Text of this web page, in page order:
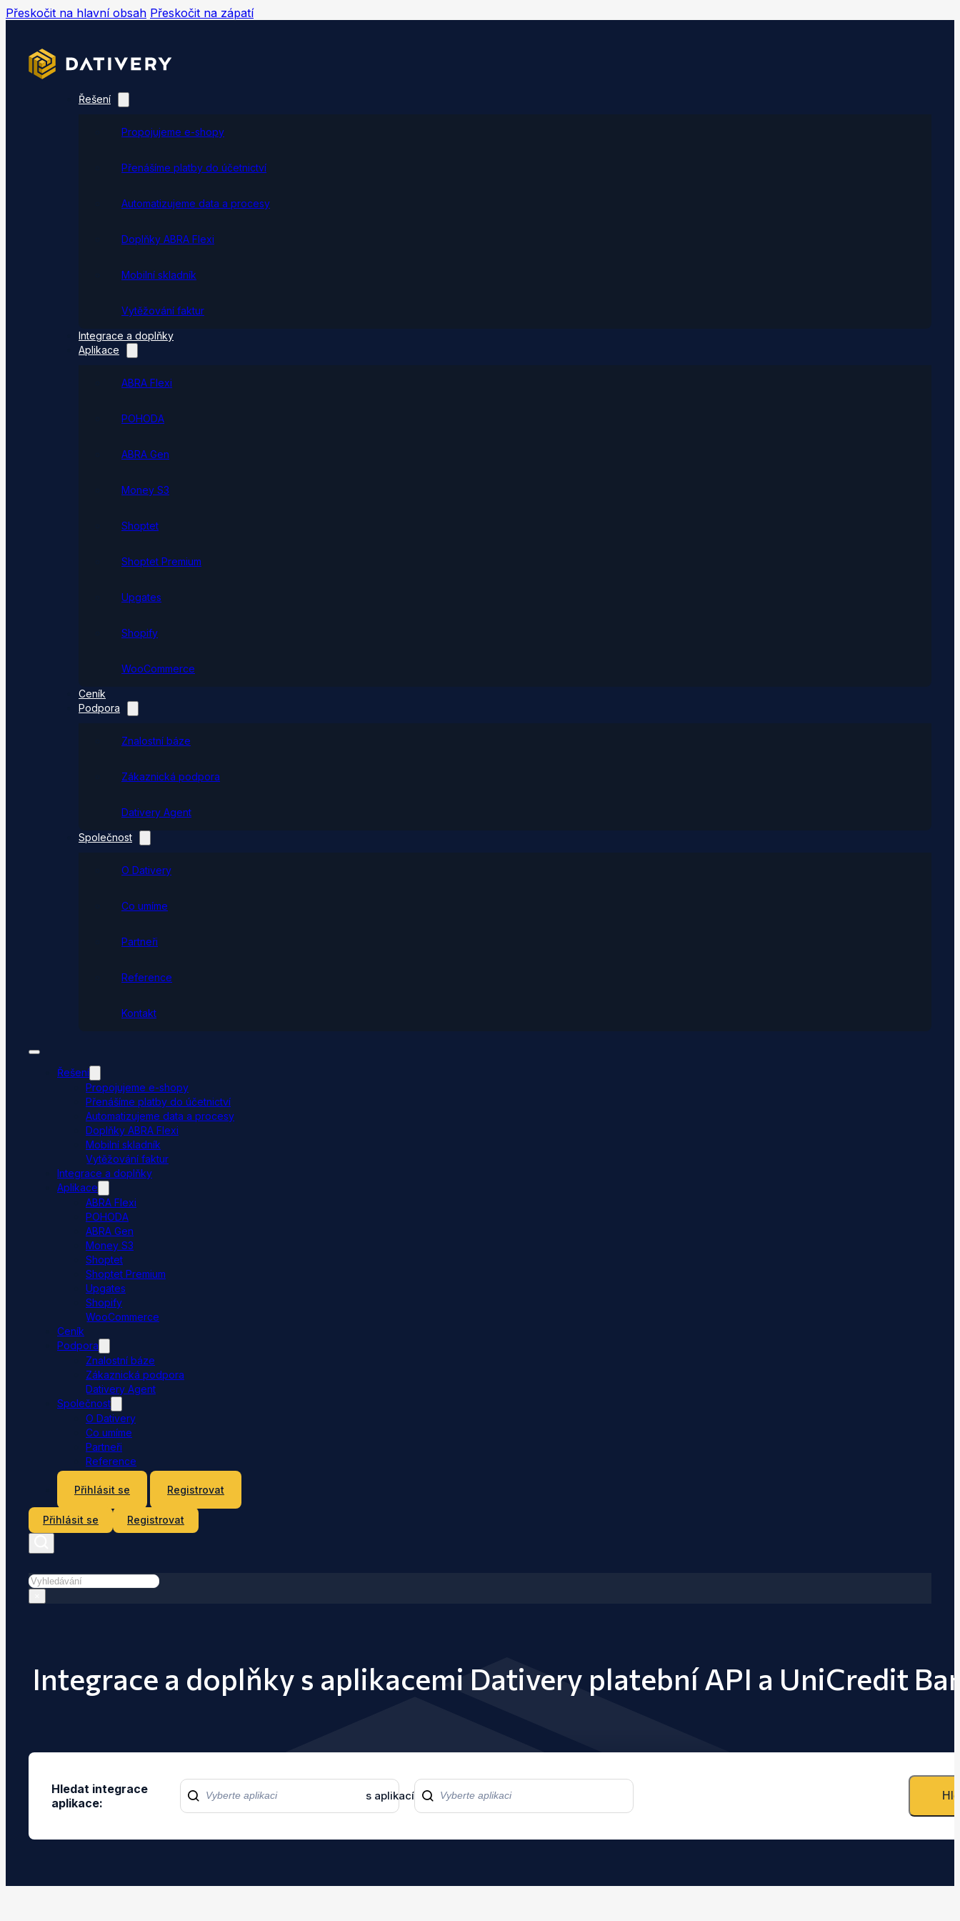
Přeskočit na hlavní obsah Přeskočit na zápatí
Řešení
Propojujeme e-shopy
Přenášíme platby do účetnictví
Automatizujeme data a procesy
Doplňky ABRA Flexi
Mobilní skladník
Vytěžování faktur
Integrace a doplňky
Aplikace
ABRA Flexi
POHODA
ABRA Gen
Money S3
Shoptet
Shoptet Premium
Upgates
Shopify
WooCommerce
Ceník
Podpora
Znalostní báze
Zákaznická podpora
Dativery Agent
Společnost
O Dativery
Co umíme
Partneři
Reference
Kontakt
Řešení
Propojujeme e-shopy
Přenášíme platby do účetnictví
Automatizujeme data a procesy
Doplňky ABRA Flexi
Mobilní skladník
Vytěžování faktur
Integrace a doplňky
Aplikace
ABRA Flexi
POHODA
ABRA Gen
Money S3
Shoptet
Shoptet Premium
Upgates
Shopify
WooCommerce
Ceník
Podpora
Znalostní báze
Zákaznická podpora
Dativery Agent
Společnost
O Dativery
Co umíme
Partneři
Reference
Přihlásit se
Registrovat
Přihlásit se Registrovat
Hledat
Integrace a doplňky s aplikacemi Dativery platební API a UniCredit
Hledat integrace
aplikace:
s aplikací